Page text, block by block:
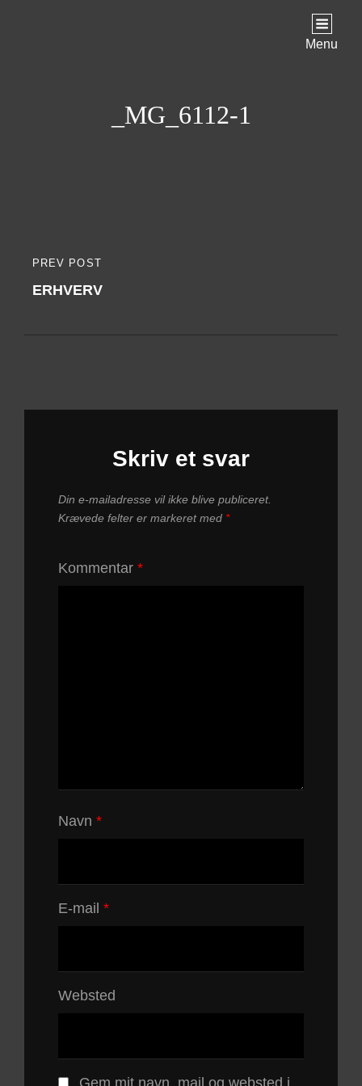
Menu
_MG_6112-1
Indlægsnavigation
PREVIOUS
POST
PREV POST
ERHVERV
Skriv et svar
Din e-mailadresse vil ikke blive publiceret.
Krævede felter er markeret med *
Kommentar *
Navn *
E-mail *
Websted